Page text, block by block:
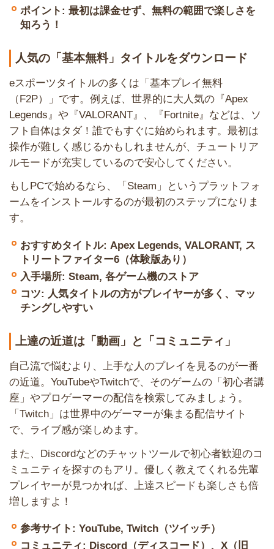
ポイント: 最初は課金せず、無料の範囲で楽しさを
知ろう！
人気の「基本無料」タイトルをダウンロード
eスポーツタイトルの多くは「基本プレイ無料
（F2P）」です。例えば、世界的に大人気の『Apex
Legends』や『VALORANT』、『Fortnite』などは、ソ
フト自体はタダ！誰でもすぐに始められます。最初は
操作が難しく感じるかもしれませんが、チュートリア
ルモードが充実しているので安心してください。
もしPCで始めるなら、「Steam」というプラットフォ
ームをインストールするのが最初のステップになりま
す。
おすすめタイトル: Apex Legends, VALORANT, ス
トリートファイター6（体験版あり）
入手場所: Steam, 各ゲーム機のストア
コツ: 人気タイトルの方がプレイヤーが多く、マッ
チングしやすい
上達の近道は「動画」と「コミュニティ」
自己流で悩むより、上手な人のプレイを見るのが一番
の近道。YouTubeやTwitchで、そのゲームの「初心者講
座」やプロゲーマーの配信を検索してみましょう。
「Twitch」は世界中のゲーマーが集まる配信サイト
で、ライブ感が楽しめます。
また、Discordなどのチャットツールで初心者歓迎のコ
ミュニティを探すのもアリ。優しく教えてくれる先輩
プレイヤーが見つかれば、上達スピードも楽しさも倍
増しますよ！
参考サイト: YouTube, Twitch（ツイッチ）
コミュニティ: Discord（ディスコード）、X（旧